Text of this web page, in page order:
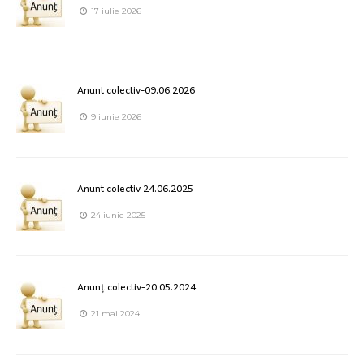
17 iulie 2026
Anunt colectiv-09.06.2026
9 iunie 2026
Anunt colectiv 24.06.2025
24 iunie 2025
Anunț colectiv-20.05.2024
21 mai 2024